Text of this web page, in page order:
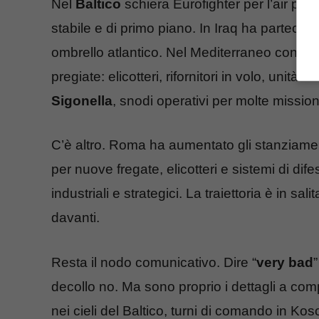
Nel Baltico schiera Eurofighter per l’air
stabile e di primo piano. In Iraq ha
ombrello atlantico. Nel Mediterraneo
pregiate: elicotteri, rifornitori in volo, unità
Sigonella, snodi operativi per molte
C’è altro. Roma ha aumentato gli
per nuove fregate, elicotteri e sistemi di
industriali e strategici. La traiettoria è in
davanti.
Resta il nodo comunicativo. Dire “very bad
decollo no. Ma sono proprio i dettagli a
nei cieli del Baltico, turni di comando in